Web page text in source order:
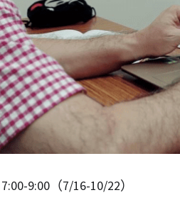
9:00（7/16-10/22）